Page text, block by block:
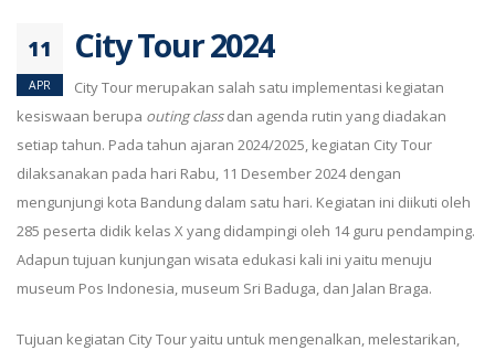
11
APR
City Tour 2024
City Tour merupakan salah satu implementasi kegiatan
kesiswaan berupa outing classdan agenda rutin yang diadakan
setiap tahun. Pada tahun ajaran 2024/2025, kegiatan City Tour
dilaksanakan pada hari Rabu, 11 Desember 2024 dengan
mengunjungi kota Bandung dalam satu hari. Kegiatan ini diikuti oleh
285 peserta didik kelas X yang didampingi oleh 14 guru pendamping.
Adapun tujuan kunjungan wisata edukasi kali ini yaitu menuju
museum Pos Indonesia, museum Sri Baduga, dan Jalan Braga.
Tujuan kegiatan City Tour yaitu untuk mengenalkan, melestarikan,